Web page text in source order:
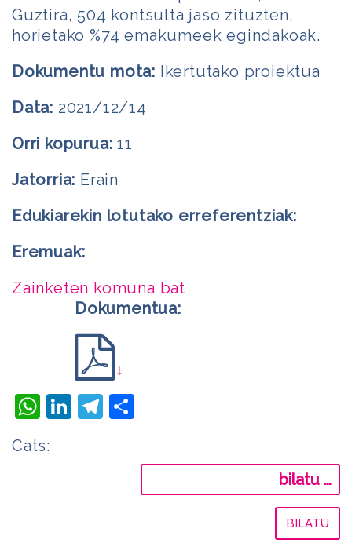
Guztira, 504 kontsulta jaso zituzten,
horietako %74 emakumeek egindakoak.
Dokumentu mota: Ikertutako proiektua
Data: 2021/12/14
Orri kopurua:11
Jatorria: Erain
Edukiarekin lotutako erreferentziak:
Eremuak:
Zainketen komuna bat
Dokumentua:
↓
WhatsApp
LinkedIn
Telegram
Cats: